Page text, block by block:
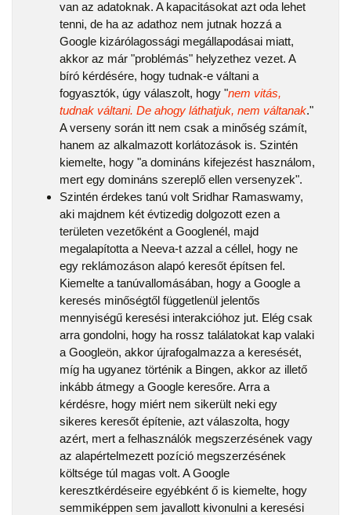
van az adatoknak. A kapacitásokat azt oda lehet
tenni, de ha az adathoz nem jutnak hozzá a
Google kizárólagossági megállapodásai miatt,
akkor az már "problémás" helyzethez vezet. A
bíró kérdésére, hogy tudnak-e váltani a
fogyasztók, úgy válaszolt, hogy "nem vitás,
tudnak váltani. De ahogy láthatjuk, nem váltanak."
A verseny során itt nem csak a minőség számít,
hanem az alkalmazott korlátozások is. Szintén
kiemelte, hogy "a domináns kifejezést használom,
mert egy domináns szereplő ellen versenyzek".
Szintén érdekes tanú volt Sridhar Ramaswamy,
aki majdnem két évtizedig dolgozott ezen a
területen vezetőként a Googlenél, majd
megalapította a Neeva-t azzal a céllel, hogy ne
egy reklámozáson alapó keresőt építsen fel.
Kiemelte a tanúvallomásában, hogy a Google a
keresés minőségtől függetlenül jelentős
mennyiségű keresési interakcióhoz jut. Elég csak
arra gondolni, hogy ha rossz találatokat kap valaki
a Googleön, akkor újrafogalmazza a keresését,
míg ha ugyanez történik a Bingen, akkor az illető
inkább átmegy a Google keresőre. Arra a
kérdésre, hogy miért nem sikerült neki egy
sikeres keresőt építenie, azt válaszolta, hogy
azért, mert a felhasználók megszerzésének vagy
az alapértelmezett pozíció megszerzésének
költsége túl magas volt. A Google
keresztkérdéseire egyébként ő is kiemelte, hogy
semmiképpen sem javallott kivonulni a keresési